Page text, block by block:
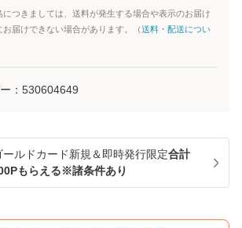
つきましては、送料が発生する場合や表示のお届け
お届けできない場合があります。（送料・配送につい
： 530604649
ールドカード新規＆即時発行限定合計
もらえる※諸条件あり